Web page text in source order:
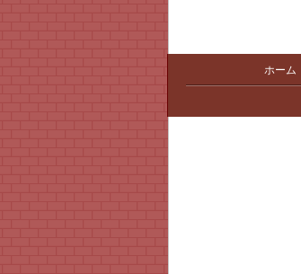
ホーム